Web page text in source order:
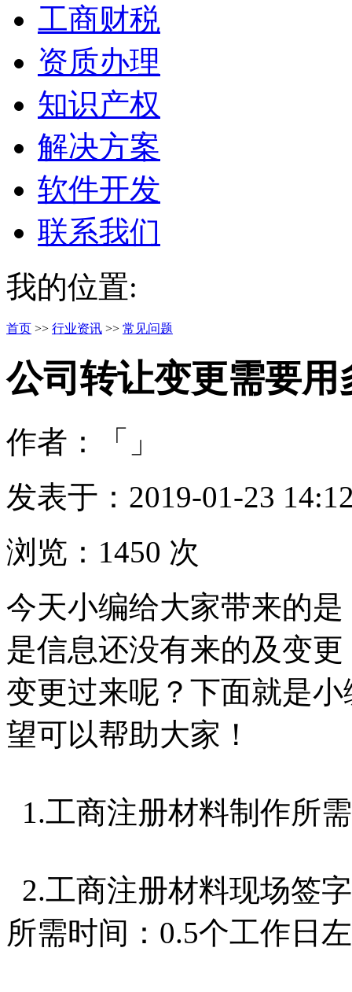
工商财税
资质办理
知识产权
解决方案
软件开发
联系我们
我的位置:
首页 >> 行业资讯 >> 常见问题
公司转让变更需要用
作者：「」
发表于：2019-01-23
浏览：1450 次
今天小编给大家带来的
是信息还没有来的及变
变更过来呢？下面就是
望可以帮助大家！
1.工商注册材料制作所
2.工商注册材料现场签
所需时间：0.5个工作日